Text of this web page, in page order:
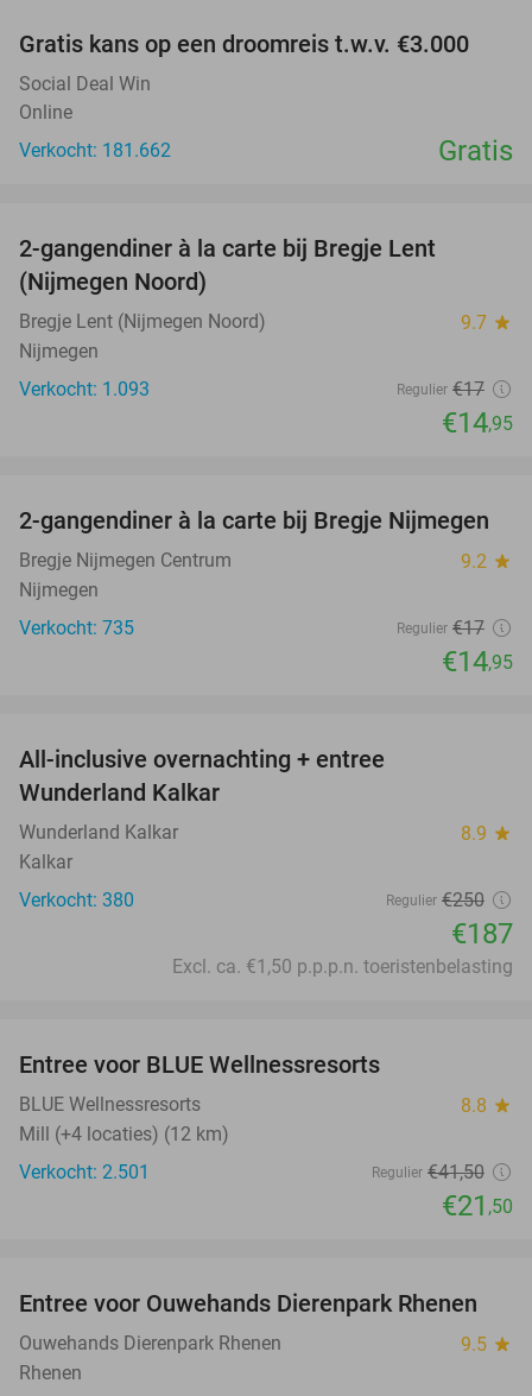
Gratis kans op een droomreis t.w.v. €3.000
Social Deal Win
Online
Verkocht: 181.662
Gratis
2-gangendiner à la carte bij Bregje Lent
(Nijmegen Noord)
Bregje Lent (Nijmegen Noord) 9.7 star
Nijmegen
Verkocht: 1.093
Regulier €17
€14,95
12%
2-gangendiner à la carte bij Bregje Nijmegen
Bregje Nijmegen Centrum 9.2 star
Nijmegen
Verkocht: 735
Regulier €17
€14,95
All-inclusive overnachting + entree
Wunderland Kalkar
Wunderland Kalkar 8.9 star
Kalkar
Verkocht: 380
Regulier €250
€187
Excl. ca. €1,50 p.p.p.n. toeristenbelasting
Entree voor BLUE Wellnessresorts
BLUE Wellnessresorts 8.8 star
Mill (+4 locaties) (12 km)
Verkocht: 2.501
Regulier €41,50
€21 ,50
19%
Entree voor Ouwehands Dierenpark Rhenen
Ouwehands Dierenpark Rhenen 9.5 star
Rhenen